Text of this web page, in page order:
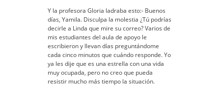
Y la profesora Gloria ladraba esto:- Buenos
días, Yamila. Disculpa la molestia ¿Tú podrías
decirle a Linda que mire su correo? Varios de
mis estudiantes del aula de apoyo le
escribieron y llevan días preguntándome
cada cinco minutos que cuándo responde. Yo
ya les dije que es una estrella con una vida
muy ocupada, pero no creo que pueda
resistir mucho más tiempo la situación.